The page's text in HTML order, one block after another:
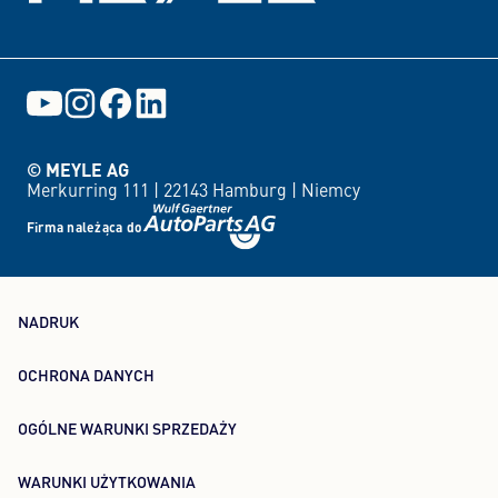
© MEYLE AG
Merkurring 111 | 22143 Hamburg | Niemcy
Firma należąca do
NADRUK
OCHRONA DANYCH
OGÓLNE WARUNKI SPRZEDAŻY
WARUNKI UŻYTKOWANIA